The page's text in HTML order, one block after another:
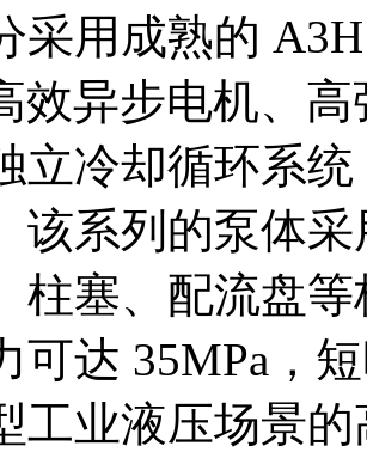
采用成熟的
效异步电机、
立冷却循环系
该系列的泵体
柱塞、配流盘
可达 35MPa，
工业液压场景